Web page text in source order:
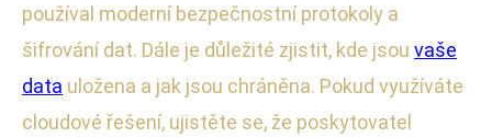
používal moderní bezpečnostní protokoly a
šifrování dat. Dále je důležité zjistit, kde jsou vaše
data uložena a jak jsou chráněna. Pokud využíváte
cloudové řešení, ujistěte se, že poskytovatel